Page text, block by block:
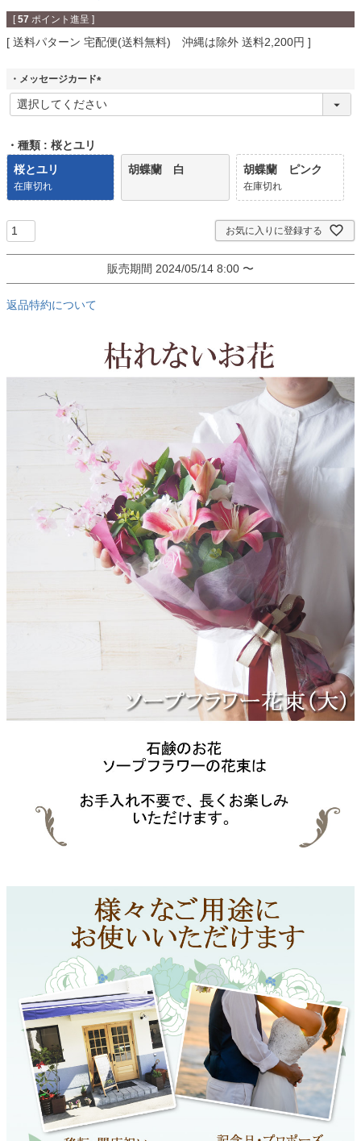
[ 57 ポイント進呈 ]
送料パターン 宅配便(送料無料) 沖縄は除外 送料2,200円
・メッセージカード
(
必
・種類
桜とユリ
桜とユリ
在庫切れ
胡蝶蘭 白 胡蝶蘭 ピンク
在庫切れ
お気に入りに登録する
販売期間 2024/05/14 8:00 〜
返品特約について